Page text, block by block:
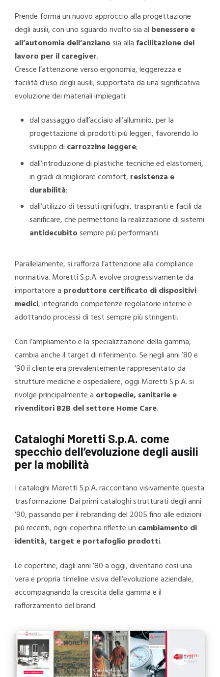
Prende forma un nuovo approccio alla progettazione
degli ausili, con uno sguardo rivolto sia al benessere e
all’autonomia dell’anzianosia alla facilitazione del
lavoro per il caregiver.
Cresce l’attenzione verso ergonomia, leggerezza e
facilità d’uso degli ausili, supportata da una significativa
evoluzione dei materiali impiegati:
dal passaggio dall’acciaio all’alluminio, per la
progettazione di prodotti più leggeri, favorendo lo
sviluppo di carrozzine leggere;
dall’introduzione di plastiche tecniche ed elastomeri,
in gradi di migliorare comfort, resistenza e
durabilità;
dall’utilizzo di tessuti ignifughi, traspiranti e facili da
sanificare, che permettono la realizzazione di sistemi
antidecubitosempre più performanti.
Parallelamente, si rafforza l’attenzione alla compliance
normativa. Moretti S.p.A. evolve progressivamente da
importatore a produttore certificato di dispositivi
medici, integrando competenze regolatorie interne e
adottando processi di test sempre più stringenti.
Con l’ampliamento e la specializzazione della gamma,
cambia anche il target di riferimento. Se negli anni ’80 e
’90 il cliente era prevalentemente rappresentato da
strutture mediche e ospedaliere, oggi Moretti S.p.A. si
rivolge principalmente a ortopedie, sanitarie e
rivenditori B2B del settore Home Care.
Cataloghi Moretti S.p.A. come
specchio dell’evoluzione degli ausili
per la mobilità
I cataloghi Moretti S.p.A. raccontano visivamente questa
trasformazione. Dai primi cataloghi strutturati degli anni
’90, passando per il rebranding del 2005 fino alle edizioni
più recenti, ogni copertina riflette un cambiamento di
identità, target e portafoglio prodotti.
Le copertine, dagli anni ’80 a oggi, diventano così una
vera e propria timeline visiva dell’evoluzione aziendale,
accompagnando la crescita della gamma e il
rafforzamento del brand.